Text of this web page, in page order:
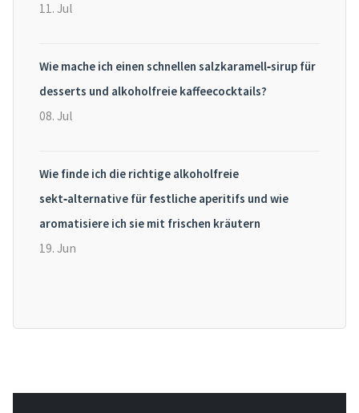
11. Jul
Wie mache ich einen schnellen salzkaramell‑sirup für
desserts und alkoholfreie kaffeecocktails?
08. Jul
Wie finde ich die richtige alkoholfreie
sekt‑alternative für festliche aperitifs und wie
aromatisiere ich sie mit frischen kräutern
19. Jun